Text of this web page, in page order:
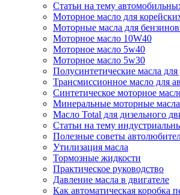
Статьи на тему
Моторное масло для
Моторные масла для
Моторное масло 10W40
Моторное масло 5w40
Моторное масло 5w30
Полусинтетические масла для
Трансмиссионное масло для
Синтетическое моторное
Минеральные моторные масла
Масло Total для дизельного
Статьи на тему
Полезные советы
Утилизация масла
Тормозные жидкости
Практическое руководство
Давление масла в двигателе
Как автоматическая коробка